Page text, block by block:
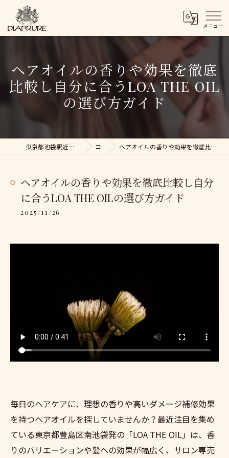
ヘアオイルの香りや効果を徹底
比較し自分に合うLOA THE OIL
の選び方ガイド
東京都池袋駅近くの美容院ならDIAPRURE コラム ヘアオイルの香りや効果を徹底比較し自分に合うLOA THE OILの選び方ガイド
ヘアオイルの香りや効果を徹底比較し自分
に合うLOA THE OILの選び方ガイド
2025/11/26
毎日のヘアケアに、理想の香りや高いダメージ補修効果
を持つヘアオイルを探していませんか？最近注目を集め
ている東京都豊島区南池袋発の「LOA THE OIL」は、香
りのバリエーションや髪への効果が幅広く、サロン専売